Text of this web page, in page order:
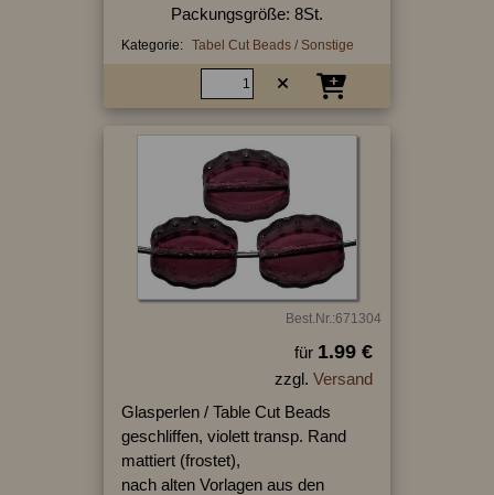
Packungsgröße: 8St.
Kategorie: Tabel Cut Beads / Sonstige
Best.Nr.:671304
für 1.99 €
zzgl. Versand
Glasperlen / Table Cut Beads
geschliffen, violett transp. Rand
mattiert (frostet),
nach alten Vorlagen aus den